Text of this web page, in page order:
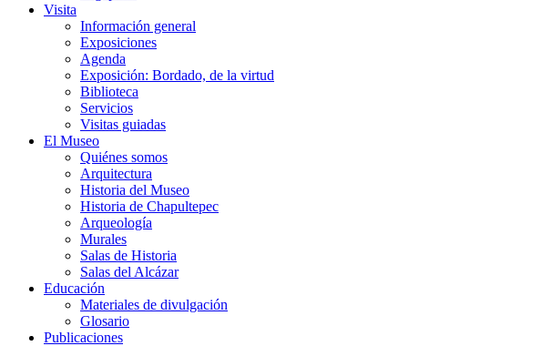
Visita
Información general
Exposiciones
Agenda
Exposición: Bordado, de la virtud
Biblioteca
Servicios
Visitas guiadas
El Museo
Quiénes somos
Arquitectura
Historia del Museo
Historia de Chapultepec
Arqueología
Murales
Salas de Historia
Salas del Alcázar
Educación
Materiales de divulgación
Glosario
Publicaciones